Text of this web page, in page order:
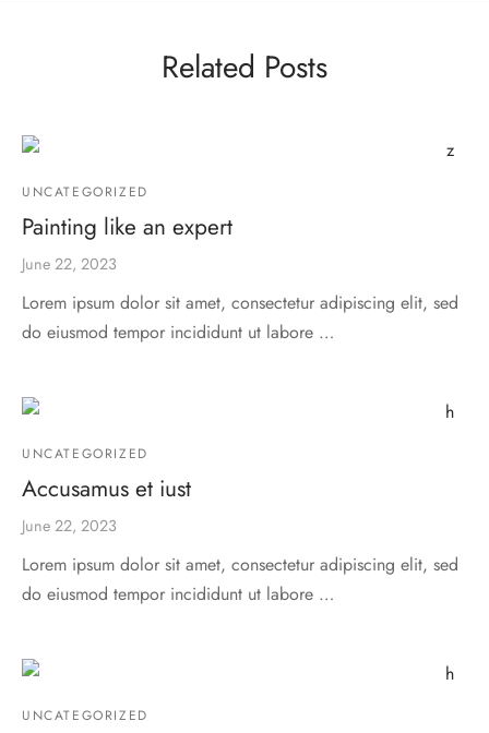
Related Posts
UNCATEGORIZED
Painting like an expert
June 22, 2023
Lorem ipsum dolor sit amet, consectetur adipiscing elit, sed
do eiusmod tempor incididunt ut labore …
UNCATEGORIZED
Accusamus et iust
June 22, 2023
Lorem ipsum dolor sit amet, consectetur adipiscing elit, sed
do eiusmod tempor incididunt ut labore …
UNCATEGORIZED